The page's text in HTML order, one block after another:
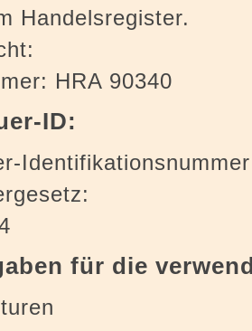
Handelsregister.
HRA 90340
ID:
für die